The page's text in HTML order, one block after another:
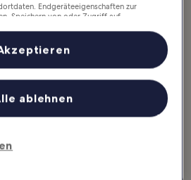
des 11 Jahrhunderts errichteten
der Welt. Im Verlauf der Geschichte
Endgeräteeigenschaften zur
Speichern von oder Zugriff auf
und der Performance von Inhalten,
Entwicklung und Verbesserung von
ablehnen